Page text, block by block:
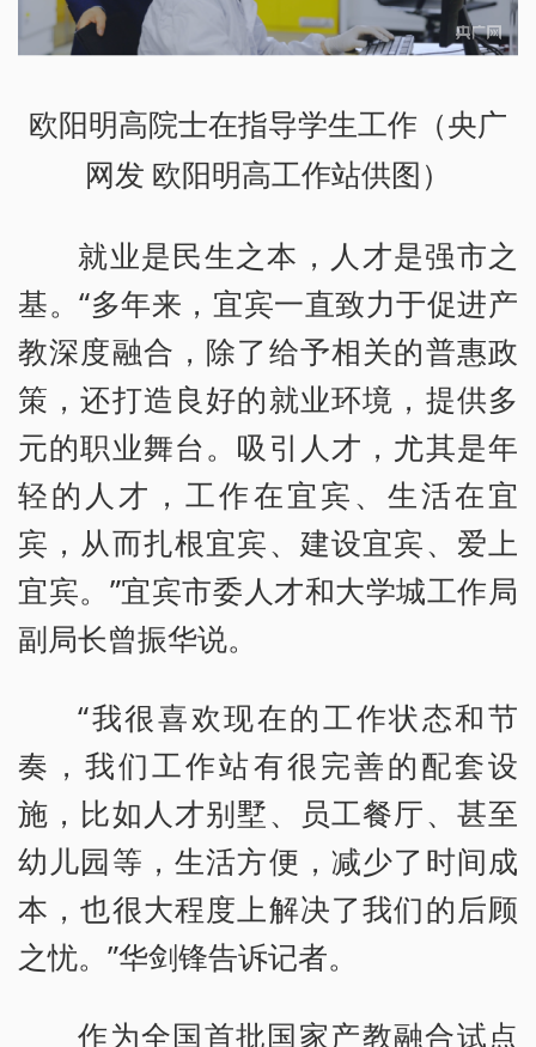
欧阳明高院士在指导学生工作（央广
网发 欧阳明高工作站供图）
就业是民生之本，人才是强市之
基。“多年来，宜宾一直致力于促进产
教深度融合，除了给予相关的普惠政
策，还打造良好的就业环境，提供多
元的职业舞台。吸引人才，尤其是年
轻的人才，工作在宜宾、生活在宜
宾，从而扎根宜宾、建设宜宾、爱上
宜宾。”宜宾市委人才和大学城工作局
副局长曾振华说。
“我很喜欢现在的工作状态和节
奏，我们工作站有很完善的配套设
施，比如人才别墅、员工餐厅、甚至
幼儿园等，生活方便，减少了时间成
本，也很大程度上解决了我们的后顾
之忧。”华剑锋告诉记者。
作为全国首批国家产教融合试点